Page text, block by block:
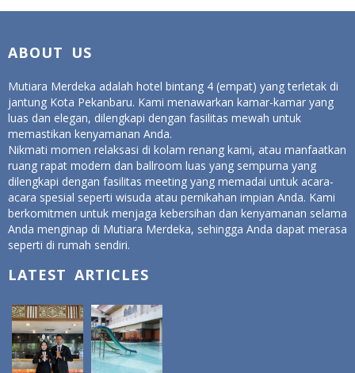
ABOUT US
Mutiara Merdeka adalah hotel bintang 4 (empat) yang terletak di
jantung Kota Pekanbaru. Kami menawarkan kamar-kamar yang
luas dan elegan, dilengkapi dengan fasilitas mewah untuk
memastikan kenyamanan Anda.
Nikmati momen relaksasi di kolam renang kami, atau manfaatkan
ruang rapat modern dan ballroom luas yang sempurna yang
dilengkapi dengan fasilitas meeting yang memadai untuk acara-
acara spesial seperti wisuda atau pernikahan impian Anda. Kami
berkomitmen untuk menjaga kebersihan dan kenyamanan selama
Anda menginap di Mutiara Merdeka, sehingga Anda dapat merasa
seperti di rumah sendiri.
LATEST ARTICLES